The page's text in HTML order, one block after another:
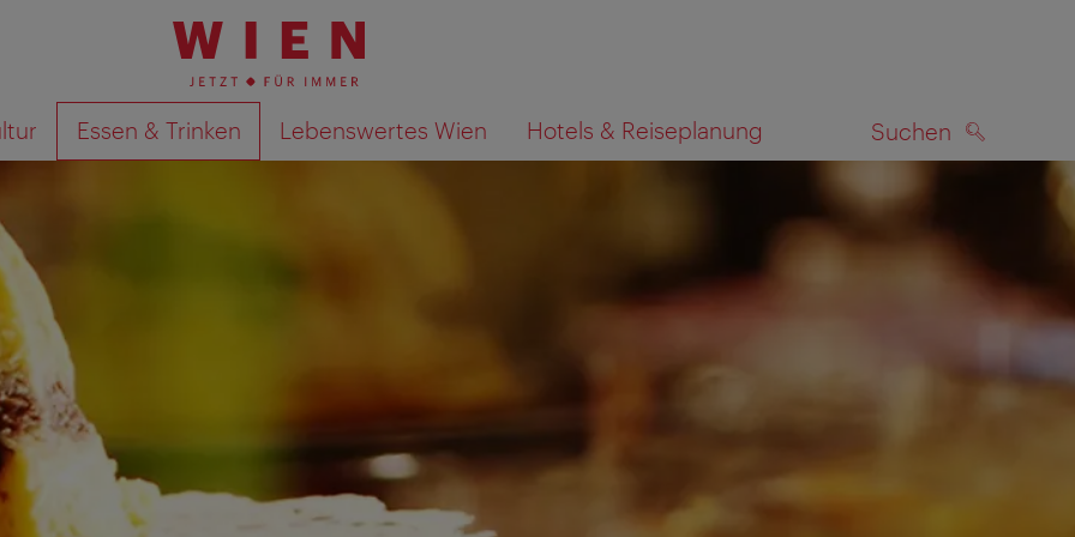
Essen & Trinken Lebenswertes Wien Hotels & Reiseplanung Suchen